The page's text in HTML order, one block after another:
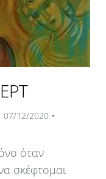
07/12/2020
όταν
σκέφτομαι